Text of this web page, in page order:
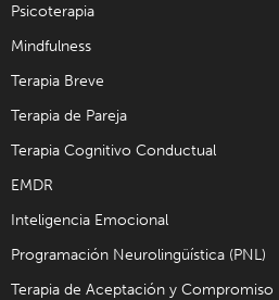
Psicoterapia
Mindfulness
Terapia Breve
Terapia de Pareja
Terapia Cognitivo Conductual
EMDR
Inteligencia Emocional
Programación Neurolingüística (PNL)
Terapia de Aceptación y Compromiso